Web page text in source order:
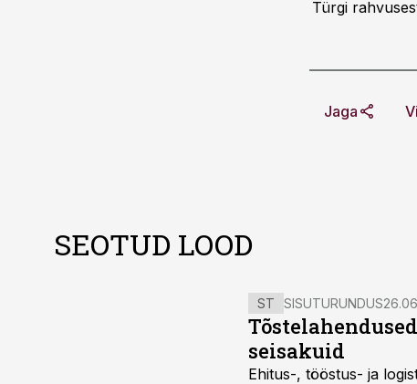
Türgi
Jaga
SEOTUD LOOD
ST SISUTURUNDUS
seisakuid
Ehitus-, tööstus- ja